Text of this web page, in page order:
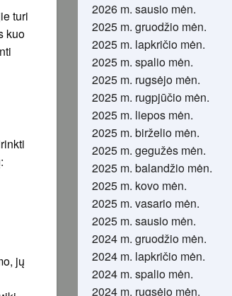
turi
kuo
jų
2026 m. sausio mėn.
2025 m. gruodžio mėn.
2025 m. lapkričio mėn.
2025 m. spalio mėn.
2025 m. rugsėjo mėn.
2025 m. rugpjūčio mėn.
2025 m. liepos mėn.
2025 m. birželio mėn.
2025 m. gegužės mėn.
2025 m. balandžio mėn.
2025 m. kovo mėn.
2025 m. vasario mėn.
2025 m. sausio mėn.
2024 m. gruodžio mėn.
2024 m. lapkričio mėn.
2024 m. spalio mėn.
2024 m. rugsėjo mėn.